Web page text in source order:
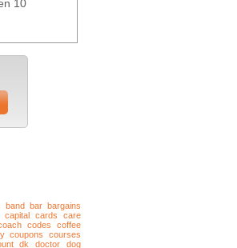
10
band bar bargains
capital cards
care
codes
coffee
coupons
courses
dk doctor dog